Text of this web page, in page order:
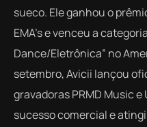
sueco. Ele ganhou o
EMA’s e venceu a
Dance/Eletrônica” no
setembro, Avicii lançou
gravadoras PRMD Music
sucesso comercial e